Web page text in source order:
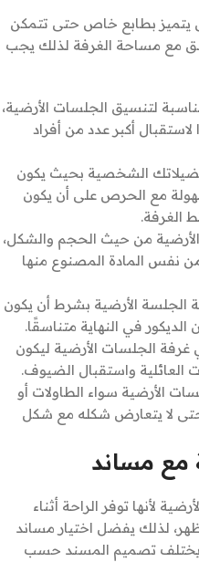
يتميز بطابع خاص حتى تتمكن
مع مساحة الغرفة لذلك يجب
لتنسيق الجلسات الأرضية،
أكبر عدد من أفراد
الشخصية بحيث يكون
مع الحرص على أن يكون
الغرفة.
من حيث الحجم والشكل،
نفس المادة المصنوع منها
الأرضية بشرط أن يكون
في النهاية متناسقًا.
الجلسات الأرضية ليكون
العائلية واستقبال الضيوف.
الأرضية سواء الطاولات أو
لا يتعارض شكله مع شكل
مع مساند
لأنها توفر الراحة أثناء
لذلك يفضل اختيار مساند
يختلف تصميم المسند حسب